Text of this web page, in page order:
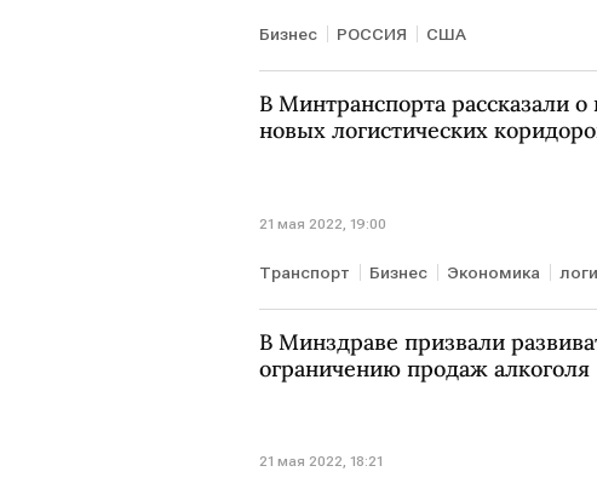
Бизнес РОССИЯ США
В Минтранспорта рассказали о
новых логистических
21 мая 2022, 19:00
Транспорт Бизнес Экономика
В Минздраве призвали
ограничению продаж алкоголя
21 мая 2022, 18:21